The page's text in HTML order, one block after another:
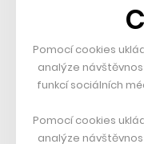
dokážou zlepšit
to už data potřebují.
daty tam, kde je
prodávají mobily,
kočky. V těchto
data.
Pomocí cookies
analýze
funkcí sociálních
Pomocí cookies
analýze